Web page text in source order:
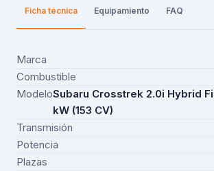
Ficha técnica Equipamiento FAQ
Marca
Combustible
ModeloSubaru Crosstrek 2.0i Hybrid
kW (153 CV)
Transmisión
Potencia
Plazas